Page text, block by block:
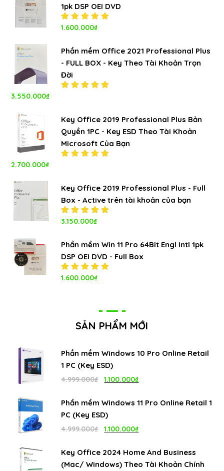
1pk DSP OEI DVD
Được xếp
sao
1.600.000₫
Phần mềm Office 2021 Professional Plus
- FULL BOX - Key Theo Tài Khoản Trọn
Đời
sao
3.550.000₫
Key Office 2019 Professional Plus Bản
Quyền 1PC - Key ESD Theo Tài Khoản
Microsoft Của Bạn
sao
2.700.000₫
Key Office 2019 Professional Plus - Full
Box - Active trên tài khoản của bạn
Được xếp
sao
3.150.000₫
Phần mềm Win 11 Pro 64Bit Engl Intl 1pk
DSP OEI DVD - Full Box
Được xếp
1.600.000₫
SẢN PHẨM MỚI
Phần mềm Windows 10 Pro Online Retail
1 PC (Key ESD)
4.999.000₫
Giá
là:
1.100.000₫
tại
Phần mềm Windows 11 Pro Online Retail 1
PC (Key ESD)
4.999.000₫
Giá
là:
1.100.000₫
tại
Key Office 2024 Home And Business
(Mac/ Windows) Theo Tài Khoản Chính